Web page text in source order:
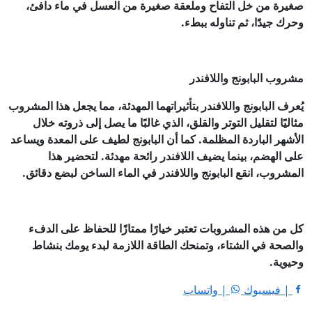
صغيرة من خل التفاح وملعقة صغيرة من العسل في ماء دافئ،
وحرك جيدًا، ثم تناوله ببطء.
مشروب البابونج واللافندر
يُعرف البابونج واللافندر بتأثيراتهما المهدئة، مما يجعل هذا المشروب
مثاليًا لتقليل التوتر والقلق، الذي غالبًا ما يصل إلى ذروته خلال
الأشهر الباردة المظلمة. كما أن البابونج لطيف على المعدة ويساعد
على الهضم، بينما يضيف اللافندر رائحة مهدئة. لتحضير هذا
المشروب، انقع البابونج واللافندر في الماء الساخن لبضع دقائق.
كل من هذه المشروبات تعتبر خيارًا ممتازًا للحفاظ على الدفء
والصحة في الشتاء، وتمنحك الطاقة اللازمة لبدء يومك بنشاط
وحيوية.
| فيسبوك
| واتساب